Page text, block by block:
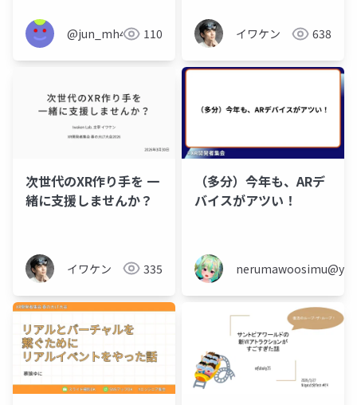
@jun_mh4g 110 イワケン 638
次世代のXR作り手を 一
緒に支援しませんか？
イワケン 335
（多分）今年も、ARデ
バイスがアツい！